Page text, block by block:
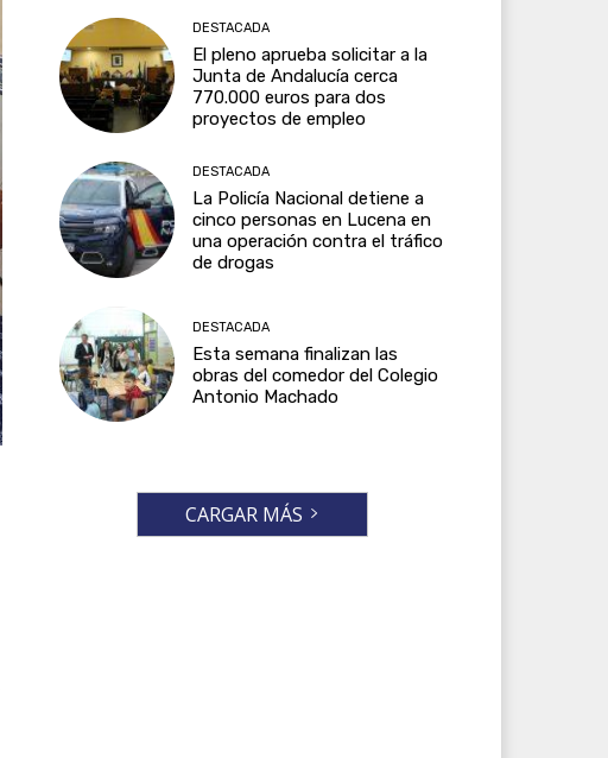
DESTACADA
El pleno aprueba solicitar a la
Junta de Andalucía cerca
770.000 euros para dos
proyectos de empleo
DESTACADA
La Policía Nacional detiene a
cinco personas en Lucena en
una operación contra el tráfico
de drogas
DESTACADA
Esta semana finalizan las
obras del comedor del Colegio
Antonio Machado
CARGAR MÁS